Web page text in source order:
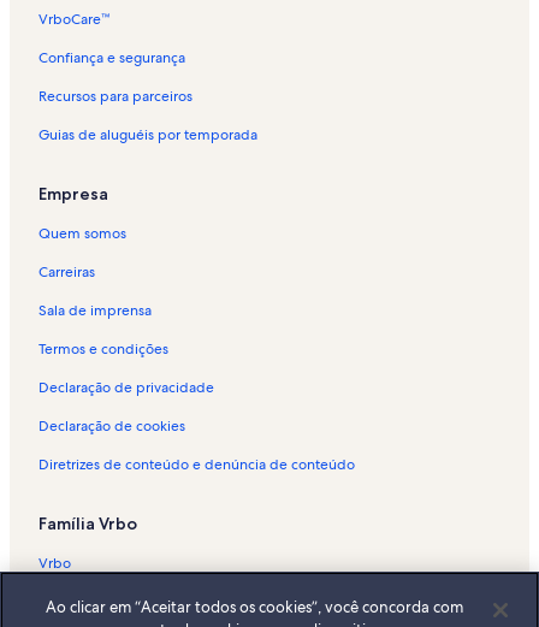
Aluguéis por temporada - Ilha de Itaparica
Aluguéis por temporada - Praia Ponta do Garcez
Aluguéis por temporada - Gamboa
Aluguéis por temporada - Praia de Guaibim
Aluguéis por temporada - Forte de São Diogo
Aluguéis por temporada - Forte de São Lourenço
Aluguéis por temporada - Jaguaripe
Aluguéis por temporada - Praia do Porto da Barra
VrboCare™
Confiança e segurança
Recursos para parceiros
Guias de aluguéis por temporada
Empresa
Quem somos
Carreiras
Sala de imprensa
Termos e condições
Declaração de privacidade
Declaração de cookies
Diretrizes de conteúdo e denúncia de conteúdo
Família Vrbo
Vrbo
Abritel.fr
Ao clicar em “Aceitar todos os cookies”, você concorda com